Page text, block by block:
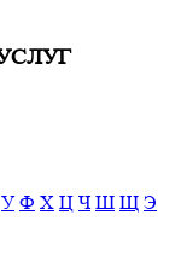
У Ф Х Ц Ч Ш Щ Э